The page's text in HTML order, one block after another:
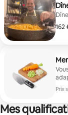
162
162
Prix
Mes